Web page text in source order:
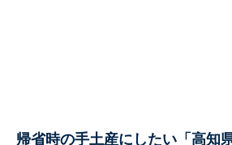
帰省時の手土産にしたい「高知